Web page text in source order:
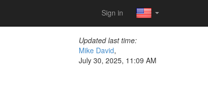
Sign in
Updated last time:
Mike David,
July 30, 2025, 11:09 AM